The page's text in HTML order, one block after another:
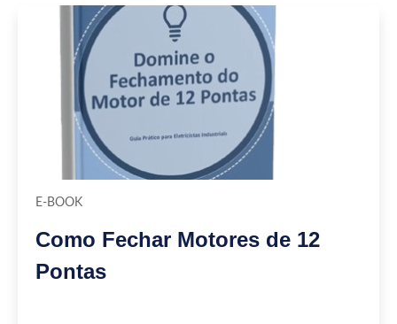
E-BOOK
Como Fechar Motores de 12
Pontas